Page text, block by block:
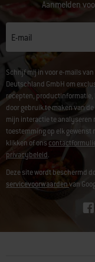
Aanmelden
E-mail
Schrijf mij in voor e-mails
Deutschland GmbH om
recepten, productinformatie,
door gebruik te maken van
mijn interactie te analyseren
toestemming op elk gewenst
klikken of ons
privacybeleid.
Deze site wordt beschermd
servicevoorwaardenvan